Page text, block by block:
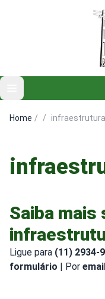
Home / / infraestrutura
Saiba mais
Ligue para (11) 2934-
formulário | Por